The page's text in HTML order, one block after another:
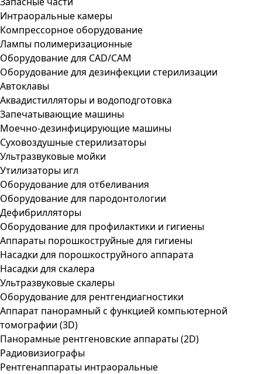
Интраоральные камеры
Компрессорное оборудование
Лампы полимеризационные
Оборудование для CAD/CAM
Оборудование для дезинфекции стерилизации
Автоклавы
Аквадистилляторы и водоподготовка
Запечатывающие машины
Моечно-дезинфицирующие машины
Суховоздушные стерилизаторы
Ультразвуковые мойки
Утилизаторы игл
Оборудование для отбеливания
Оборудование для пародонтологии
Дефибрилляторы
Оборудование для профилактики и гигиены
Аппараты порошкоструйные для гигиены
Насадки для порошкоструйного аппарата
Насадки для скалера
Ультразвуковые скалеры
Оборудование для рентгендиагностики
Аппарат панорамный с функцией компьютерной
томографии (3D)
Панорамные рентгеновские аппараты (2D)
Радиовизиографы
Рентгенаппараты интраоральные